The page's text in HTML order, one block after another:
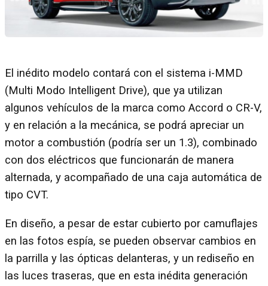
El inédito modelo contará con el sistema i-MMD
(Multi Modo Intelligent Drive), que ya utilizan
algunos vehículos de la marca como Accord o CR-V,
y en relación a la mecánica, se podrá apreciar un
motor a combustión (podría ser un 1.3), combinado
con dos eléctricos que funcionarán de manera
alternada, y acompañado de una caja automática de
tipo CVT.
En diseño, a pesar de estar cubierto por camuflajes
en las fotos espía, se pueden observar cambios en
la parrilla y las ópticas delanteras, y un rediseño en
las luces traseras, que en esta inédita generación